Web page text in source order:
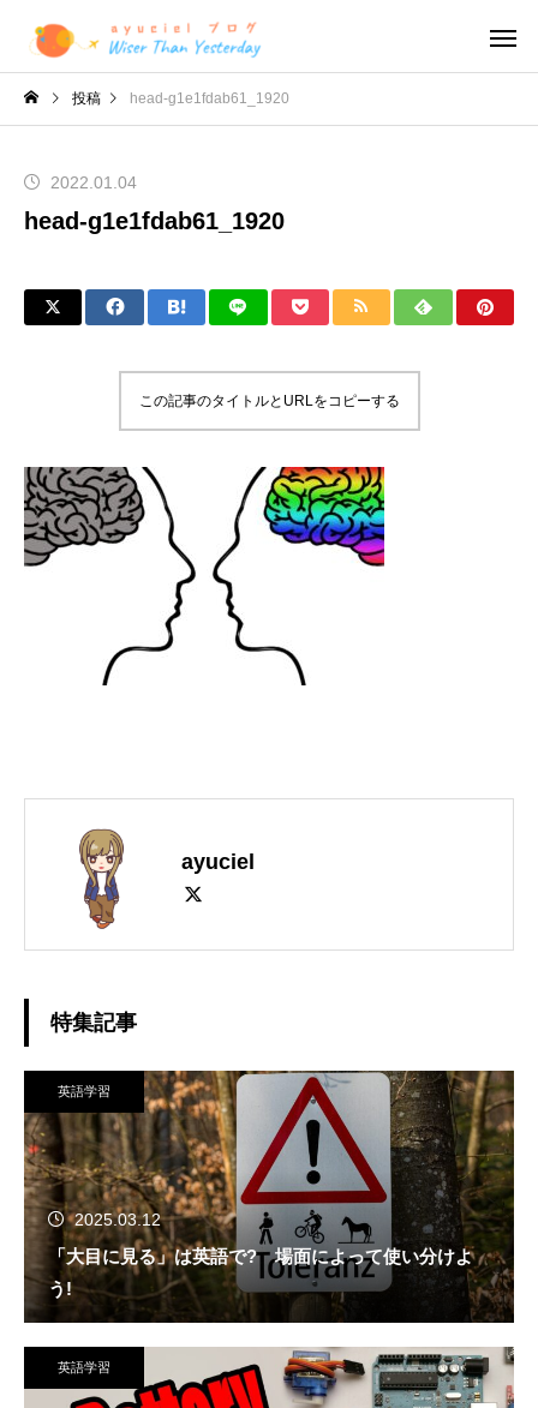
投稿 head-g1e1fdab61_1920
2022.01.04
head-g1e1fdab61_1920
この記事のタイトルとURLをコピーする
ayuciel
特集記事
英語学習
2025.03.12
「大目に見る」は英語で? 場面によって使い分けよ
う!
英語学習